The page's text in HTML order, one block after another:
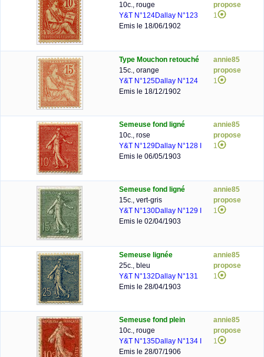
10c., rouge
Y&T N°124Dallay N°123
Emis le 18/06/1902
propose
1
Type Mouchon retouché
15c., orange
Y&T N°125Dallay N°124
Emis le 18/12/1902
annie85
propose
1
Semeuse fond ligné
10c., rose
Y&T N°129Dallay N°128 I
Emis le 06/05/1903
annie85
propose
1
Semeuse fond ligné
15c., vert-gris
Y&T N°130Dallay N°129 I
Emis le 02/04/1903
annie85
propose
1
Semeuse lignée
25c., bleu
Y&T N°132 Dallay N°131
Emis le 28/04/1903
annie85
propose
1
Semeuse fond plein
10c., rouge
Y&T N°135Dallay N°134 I
Emis le 28/07/1906
annie85
propose
1